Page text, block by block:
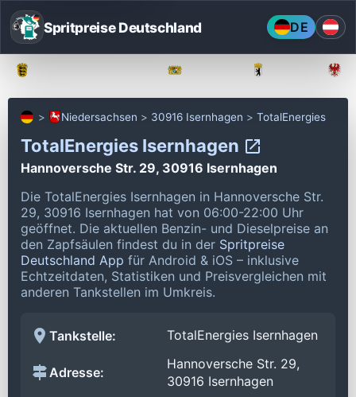
Spritpreise Deutschland DE
Niedersachsen 30916 Isernhagen TotalEnergies
TotalEnergies Isernhagen
Hannoversche Str. 29, 30916 Isernhagen
Die TotalEnergies Isernhagen in Hannoversche Str.
29, 30916 Isernhagen hat von 06:00-22:00 Uhr
geöffnet. Die aktuellen Benzin- und Dieselpreise an
den Zapfsäulen findest du in der Spritpreise
Deutschland App für Android & iOS – inklusive
Echtzeitdaten, Statistiken und Preisvergleichen mit
anderen Tankstellen im Umkreis.
Tankstelle: TotalEnergies Isernhagen
Adresse:
Hannoversche Str. 29,
30916 Isernhagen